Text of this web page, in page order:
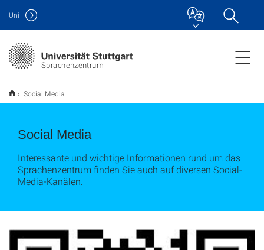
Sprachenzentrum
Uni
Social Media
Social Media
Interessante und wichtige Informationen rund um das
Sprachenzentrum finden Sie auch auf diversen Social-
Media-Kanälen.